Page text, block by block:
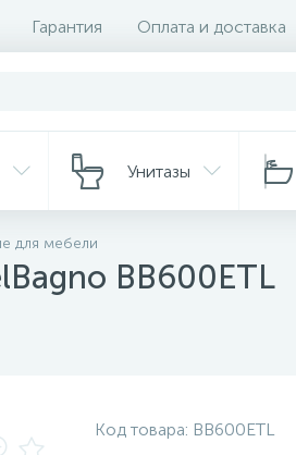
Гарантия Оплата и доставка
Унитазы
для мебели
BB600ETL
Код товара: BB600ETL